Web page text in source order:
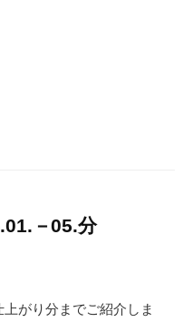
－05.分
がり分までご紹介しま